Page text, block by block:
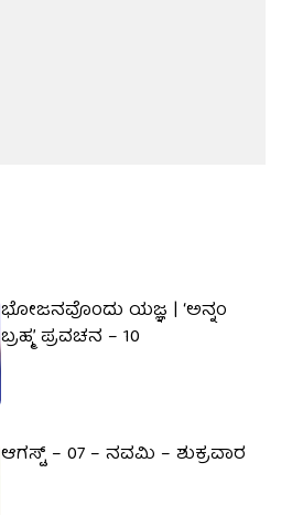
ಭೋಜನವೊಂದು ಯಜ್ಞ | ‘ಅನ್ನಂ
ಬ್ರಹ್ಮ’ ಪ್ರವಚನ – 10
ಆಗಸ್ಟ್ – 07 – ನವಮಿ – ಶುಕ್ರವಾರ